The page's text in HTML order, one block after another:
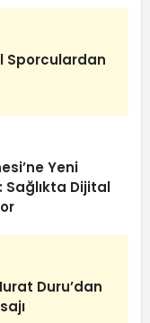
Sporculardan
Yeni
Sağlıkta Dijital
Duru’dan